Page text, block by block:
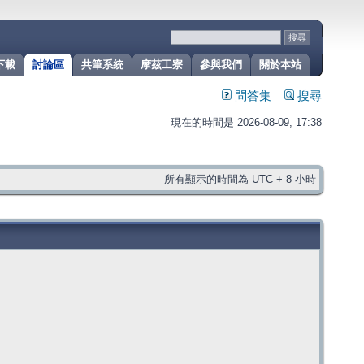
關於本站
參與我們
摩茲工寮
共筆系統
討論區
載
問答集 搜尋
現在的時間是 2026-08-09, 17:38
所有顯示的時間為 UTC + 8 小時